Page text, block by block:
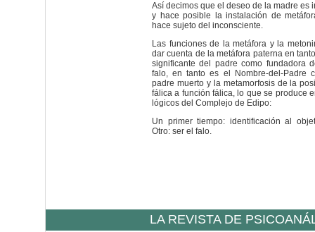
Así decimos que el deseo de la madre es
y hace posible la instalación de
hace sujeto del inconsciente.
Las funciones de la metáfora y la
dar cuenta de la metáfora paterna en
significante del padre como fundadora
falo, en tanto es el Nombre-del-Padre
padre muerto y la metamorfosis de la
fálica a función fálica, lo que se produce
lógicos del Complejo de Edipo:
Un primer tiempo: identificación al
Otro: ser el falo.
LA REVISTA DE